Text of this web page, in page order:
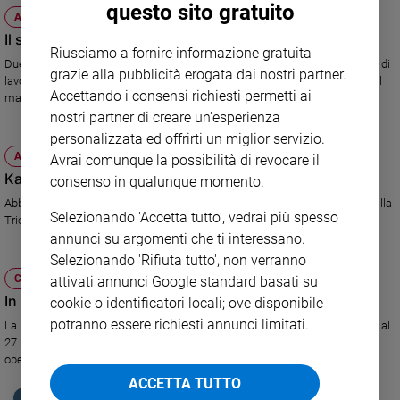
Sanremo
2026
Cinema,
Tv
e
streaming
Libri
Musica
educazione
Genitori
figli
Nonni
Coppia
ATTUALITÀ
Il segno di Gio Ponti
Due mostre a Milano, in Triennale e al Pirellone, ripercorrono settant'anni di
lavori dell'inarrivabile maestro dell'architettura del '900, figura simbolo del
made in Italy.
ATTUALITÀ
Karim Rashid: il designer democratico
Abbiamo incontrato a Milano, in occasione di una mostra a lui dedicata alla
Triennale, uno dei maggiori esponenti del design contemporaneo.
CULTURA E SPETTACOLI
In Triennale, i maestri della grafica
La prima grande mostra dedicata ai creativi contemporanei riunisce fino al
27 marzo trenta artisti internazionali che propongono un percorso con
opere, installazioni, video.
questo sito gratuito
Riusciamo a fornire informazione gratuita
grazie alla pubblicità erogata dai nostri partner.
Accettando i consensi richiesti permetti ai
nostri partner di creare un'esperienza
personalizzata ed offrirti un miglior servizio.
Avrai comunque la possibilità di revocare il
consenso in qualunque momento.
Selezionando 'Accetta tutto', vedrai più spesso
annunci su argomenti che ti interessano.
Selezionando 'Rifiuta tutto', non verranno
attivati annunci Google standard basati su
cookie o identificatori locali; ove disponibile
potranno essere richiesti annunci limitati.
ACCETTA TUTTO